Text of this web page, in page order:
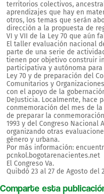
territorios colectivos,
aprendizajes que hay en
otros, los temas que serán
dirección a la propuesta de
VI y VII de la Ley 70 que aún
El taller evaluación nacional
parte de una serie de
tienen por objetivo construir
participativa y autónoma
Ley 70 y de preparación del
Comunitarios y
con el apoyo de la
DeJusticia. Localmente, hace
conmemoración del mes de
de preparar la
1993 y del Congreso Nacional
organizando otras
género y urbana.
Por más información:
pcnkol.bogotarenacientes.net
El Congreso Va.
Quibdó 23 al 27 de Agosto del
Comparte esta